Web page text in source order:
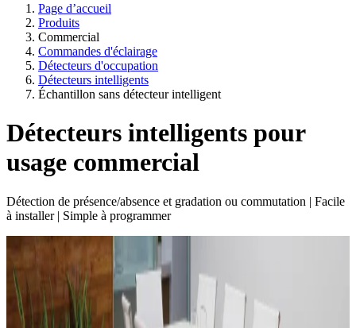
Page d’accueil
Produits
Commercial
Commandes d'éclairage
Détecteurs d'occupation
Détecteurs intelligents
Échantillon sans détecteur intelligent
Détecteurs intelligents pour
usage commercial
Détection de présence/absence et gradation ou commutation | Facile
à installer | Simple à programmer